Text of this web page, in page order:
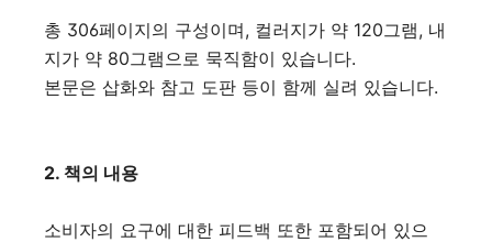
총 306페이지의 구성이며, 컬러지가 약 120그램, 내
지가 약 80그램으로 묵직함이 있습니다.
본문은 삽화와 참고 도판 등이 함께 실려 있습니다.
2. 책의 내용
소비자의 요구에 대한 피드백 또한 포함되어 있으